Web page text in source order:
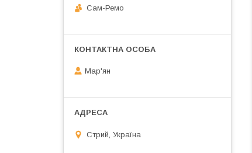
Сам-Ремо
Мар'ян
Стрий, Україна